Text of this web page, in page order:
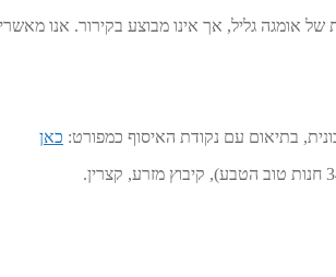
בקירור. אנו מאשרים למוצרינו שהות של עד 3 שבועות מחוץ
בתיאום עם נקודת האיסוף כמפורט: כאן